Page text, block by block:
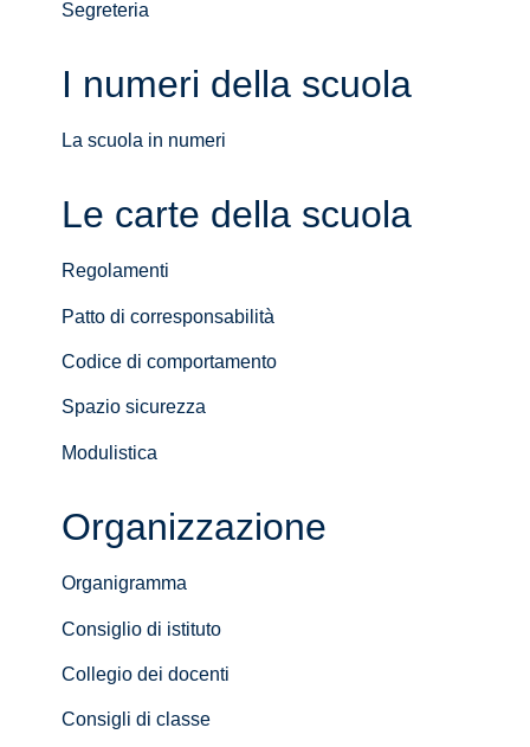
Segreteria
I numeri della scuola
La scuola in numeri
Le carte della scuola
Regolamenti
Patto di corresponsabilità
Codice di comportamento
Spazio sicurezza
Modulistica
Organizzazione
Organigramma
Consiglio di istituto
Collegio dei docenti
Consigli di classe